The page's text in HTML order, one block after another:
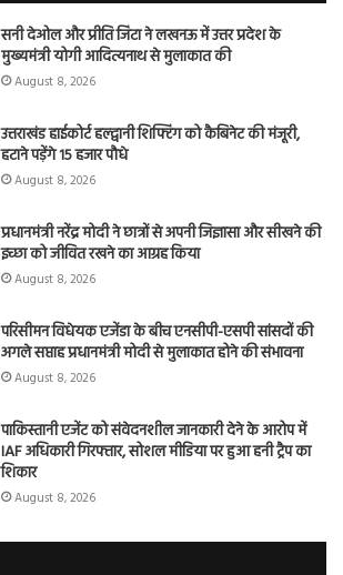
सनी देओल और प्रीति जिंटा ने लखनऊ में उत्तर प्रदेश के
मुख्यमंत्री योगी आदित्यनाथ से मुलाकात की
August 8, 2026
उत्तराखंड हाईकोर्ट हल्द्वानी शिफ्टिंग को कैबिनेट की मंजूरी,
हटाने पड़ेंगे 15 हजार पौधे
August 8, 2026
प्रधानमंत्री नरेंद्र मोदी ने छात्रों से अपनी जिज्ञासा और सीखने की
इच्छा को जीवित रखने का आग्रह किया
August 8, 2026
परिसीमन विधेयक एजेंडा के बीच एनसीपी-एसपी सांसदों की
अगले सप्ताह प्रधानमंत्री मोदी से मुलाकात होने की संभावना
August 8, 2026
पाकिस्तानी एजेंट को संवेदनशील जानकारी देने के आरोप में
IAF अधिकारी गिरफ्तार, सोशल मीडिया पर हुआ हनी ट्रैप का
शिकार
August 8, 2026